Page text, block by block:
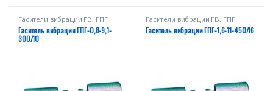
Гасители вибрации ГВ, ГПГ
Гаситель вибрации ГПГ-0,8-9,1-
300/10
Гасители вибрации ГВ, ГПГ
Гаситель вибрации ГПГ-1,6-11-450/16